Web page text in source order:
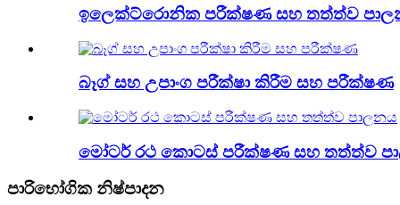
ඉලෙක්ට්රොනික පරීක්ෂණ සහ තත්ත්ව
බෑග් සහ උපාංග පරීක්ෂා කිරීම සහ පරීක්ෂණ
මෝටර් රථ කොටස් පරීක්ෂණ සහ තත්ත්ව
පාරිභෝගික නිෂ්පාදන